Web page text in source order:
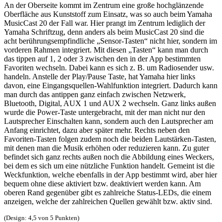
An der Oberseite kommt im Zentrum eine große hochglänzende
Oberfläche aus Kunststoff zum Einsatz, was so auch beim Yamaha
MusicCast 20 der Fall war. Hier prangt im Zentrum lediglich der
Yamaha Schriftzug, denn anders als beim MusicCast 20 sind die
acht berührungsempfindliche „Sensor-Tasten“ nicht hier, sondern im
vorderen Rahmen integriert. Mit diesen „Tasten“ kann man durch
das tippen auf 1, 2 oder 3 zwischen den in der App bestimmten
Favoriten wechseln. Dabei kann es sich z. B. um Radiosender usw.
handeln. Anstelle der Play/Pause Taste, hat Yamaha hier links
davon, eine Eingangsquellen-Wahlfunktion integriert. Dadurch kann
man durch das antippen ganz einfach zwischen Netzwerk,
Bluetooth, Digital, AUX 1 und AUX 2 wechseln. Ganz links außen
wurde die Power-Taste untergebracht, mit der man nicht nur den
Lautsprecher Einschalten kann, sondern auch den Lautsprecher am
Anfang einrichtet, dazu aber später mehr. Rechts neben den
Favoriten-Tasten folgen zudem noch die beiden Lautstärken-Tasten,
mit denen man die Musik erhöhen oder reduzieren kann. Zu guter
befindet sich ganz rechts außen noch die Abbildung eines Weckers,
bei dem es sich um eine nützliche Funktion handelt. Gemeint ist die
Weckfunktion, welche ebenfalls in der App bestimmt wird, aber hier
bequem ohne diese aktiviert bzw. deaktiviert werden kann. Am
oberen Rand gegenüber gibt es zahlreiche Status-LEDs, die einem
anzeigen, welche der zahlreichen Quellen gewählt bzw. aktiv sind.
(Design: 4,5 von 5 Punkten)